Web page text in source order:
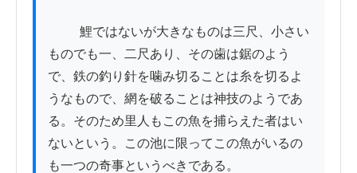
ものでも一、二尺あり、その歯は鋸のよう
で、鉄の釣り針を噛み切ることは糸を切るよ
うなもので、網を破ることは神技のようであ
る。そのため里人もこの魚を捕らえた者はい
ないという。この池に限ってこの魚がいるの
も一つの奇事というべきである。